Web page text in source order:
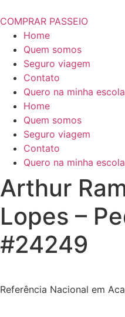
COMPRAR PASSEIO
Home
Quem somos
Seguro viagem
Contato
Quero na minha escola
Home
Quem somos
Seguro viagem
Contato
Quero na minha escola
Arthur
Lopes –
#24249
Referência Nacional em